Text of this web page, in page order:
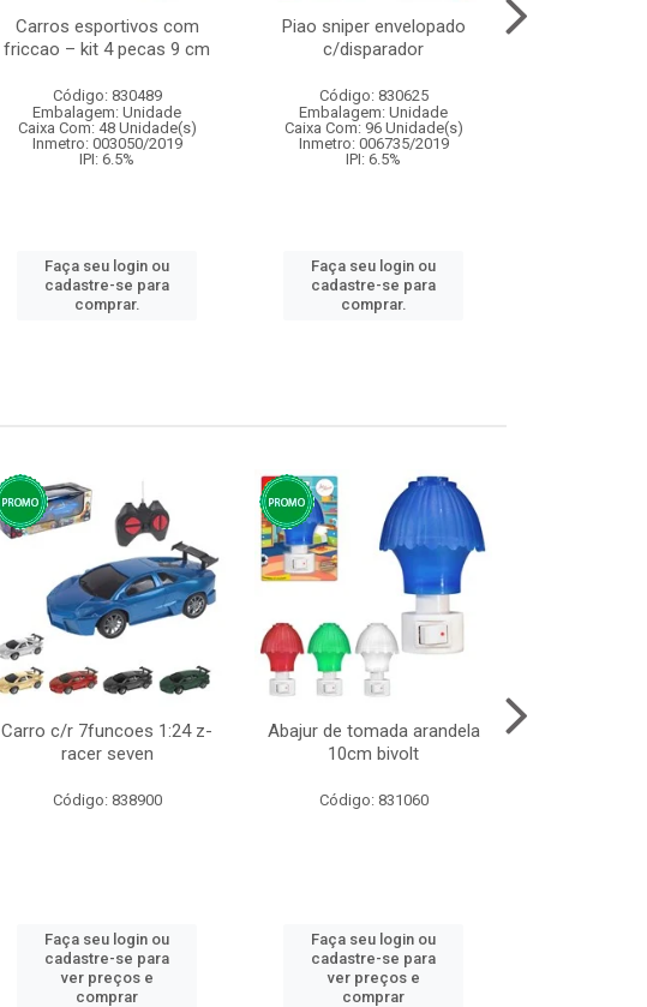
Carros esportivos com
friccao – kit 4 pecas 9 cm
Código: 830489
Embalagem: Unidade
Caixa Com: 48 Unidade(s)
Inmetro: 003050/2019
IPI: 6.5%
Faça seu login ou
cadastre-se para
comprar.
Piao sniper envelopado
c/disparador
Código: 830625
Embalagem: Unidade
Caixa Com: 96 Unidade(s)
Inmetro: 006735/2019
IPI: 6.5%
Faça seu login ou
cadastre-se para
comprar.
Carro c/r 7funcoes 1:24 z-
racer seven
Código: 838900
Faça seu login ou
cadastre-se para
ver preços e
comprar
Abajur de tomada arandela
10cm bivolt
Código: 831060
Faça seu login ou
cadastre-se para
ver preços e
comprar